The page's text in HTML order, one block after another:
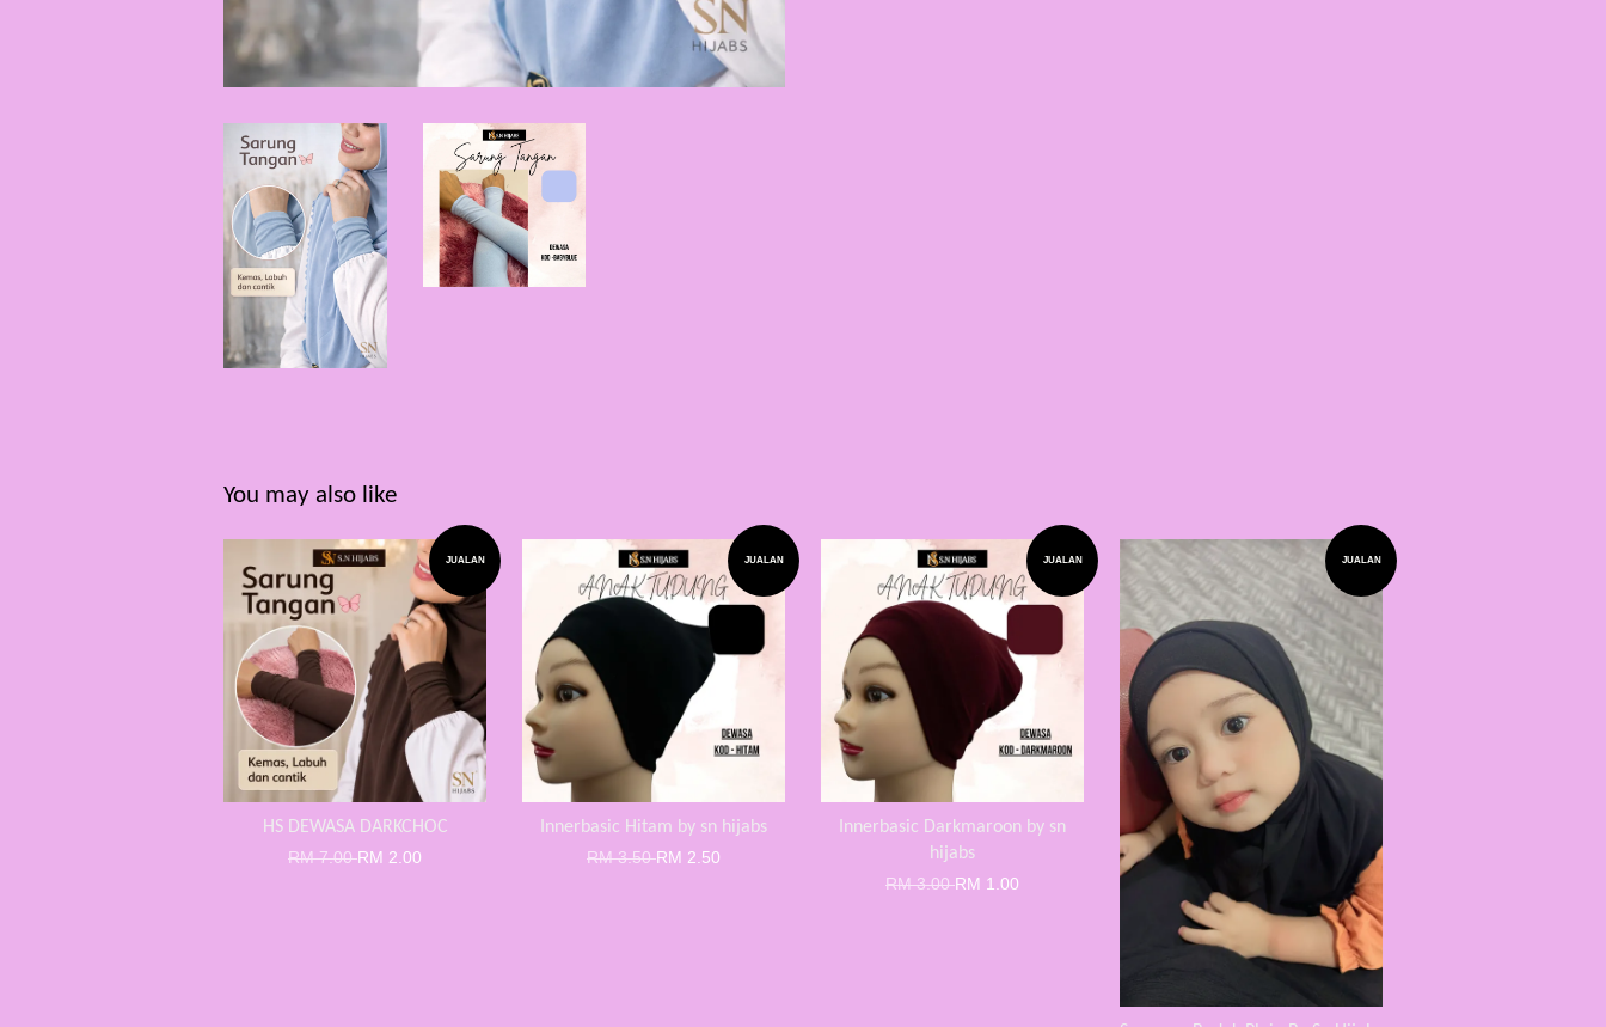
You may also like
JUALAN
HS DEWASA DARKCHOC
RM 7.00RM 2.00
JUALAN
Innerbasic Hitam by sn hijabs
RM 3.50RM 2.50
JUALAN
Innerbasic Darkmaroon by sn
hijabs
RM 3.00RM 1.00
JUALAN